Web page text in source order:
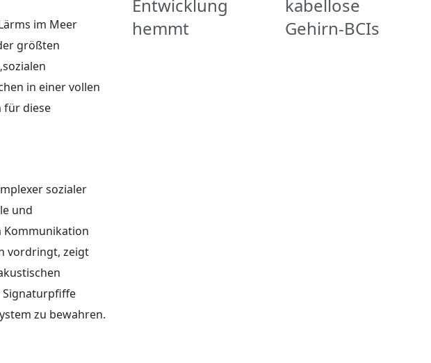
im Meer
größten
in einer vollen
für diese
sozialer
und
Kommunikation
vordringt, zeigt
Signaturpfiffe
zu bewahren.
Entwicklung
hemmt
kabellose
Gehirn-BCIs